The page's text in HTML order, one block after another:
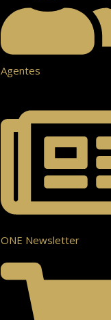
Agentes
ONE Newsletter